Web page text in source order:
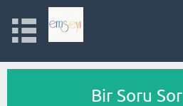
Bir Soru Sor